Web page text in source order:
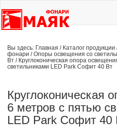
Вы здесь: Главная / Каталог продукции
фонари /Опоры освещения со
Вт / Круглоконическая опора
светильниками LED Park Софит 40 Вт
Круглоконическая
6 метров с пятью
LED Park Софит 40